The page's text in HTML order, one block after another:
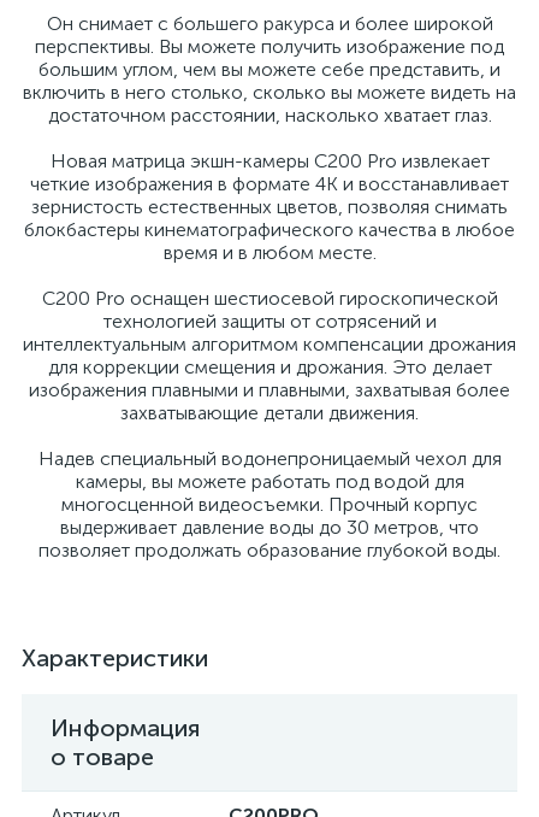
Он снимает с большего ракурса и более широкой
перспективы. Вы можете получить изображение под
большим углом, чем вы можете себе представить, и
включить в него столько, сколько вы можете видеть на
достаточном расстоянии, насколько хватает глаз.
Новая матрица экшн-камеры C200 Pro извлекает
четкие изображения в формате 4K и восстанавливает
зернистость естественных цветов, позволяя снимать
блокбастеры кинематографического качества в любое
время и в любом месте.
C200 Pro оснащен шестиосевой гироскопической
технологией защиты от сотрясений и
интеллектуальным алгоритмом компенсации дрожания
для коррекции смещения и дрожания. Это делает
изображения плавными и плавными, захватывая более
захватывающие детали движения.
Надев специальный водонепроницаемый чехол для
камеры, вы можете работать под водой для
многосценной видеосъемки. Прочный корпус
выдерживает давление воды до 30 метров, что
позволяет продолжать образование глубокой воды.
Характеристики
Информация
о товаре